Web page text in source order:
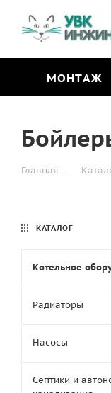
МОНТАЖ
Главная —
КАТАЛОГ
Котельное
Радиаторы
Насосы
Септики и